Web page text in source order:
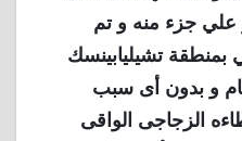
علي جزء منه و تم
تشيليابينسك
و بدون أى سبب
الزجاجى الواقى